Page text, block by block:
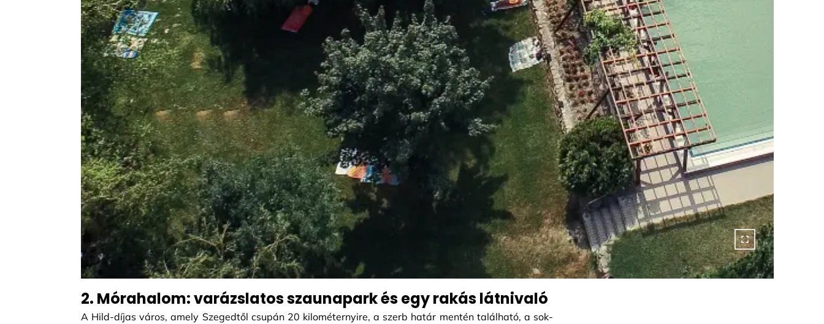
2. Mórahalom: varázslatos szaunapark és egy rakás látnivaló
A Hild-díjas város, amely Szegedtől csupán 20 kilométernyire, a szerb határ mentén található, a sok-